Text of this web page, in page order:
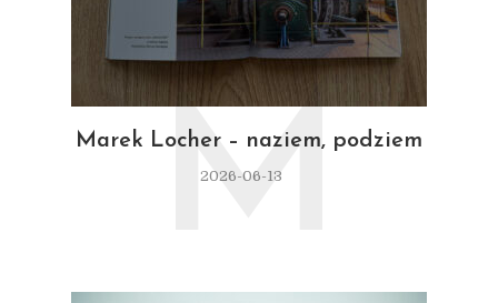
Marek Locher – naziem, podziem
2026-06-13
M